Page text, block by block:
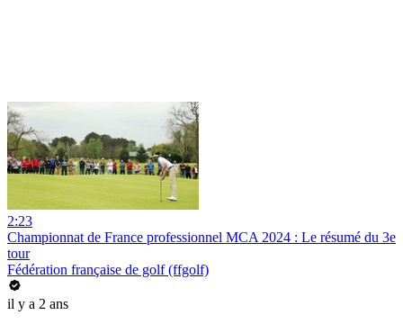
2:23
Championnat de France professionnel MCA 2024 : Le résumé du 3e
tour
Fédération française de golf (ffgolf)
il y a 2 ans